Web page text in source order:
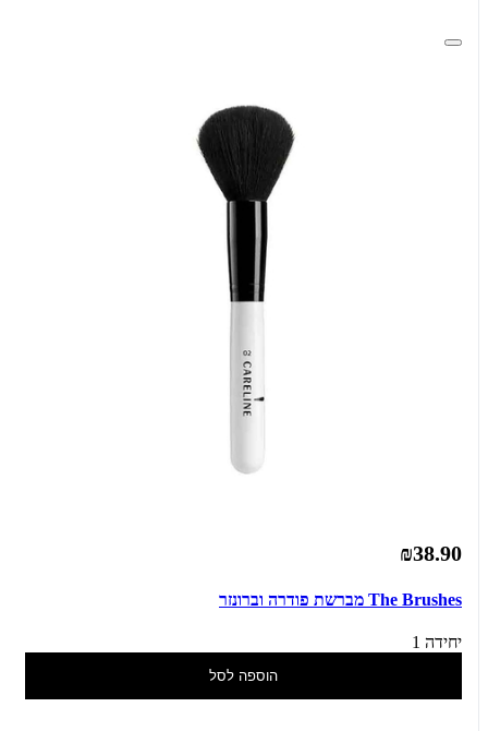
₪38.90
The Brushes מברשת פודרה וברונזר
יחידה 1
הוספה לסל